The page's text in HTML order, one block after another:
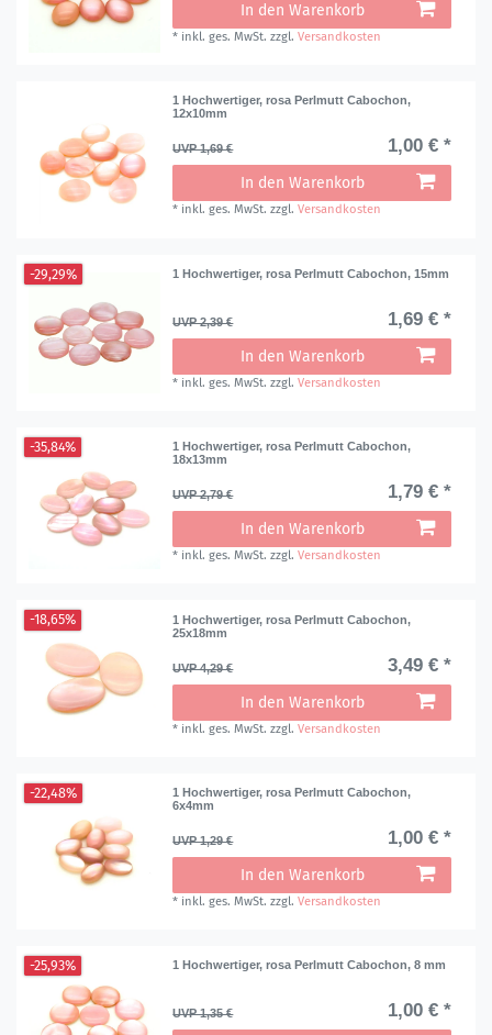
In den Warenkorb
* inkl. ges. MwSt. zzgl.Versandkosten
1 Hochwertiger, rosa Perlmutt Cabochon,
12x10mm
UVP 1,69 € 1,00 € *
In den Warenkorb
* inkl. ges. MwSt. zzgl.Versandkosten
-29,29% 1 Hochwertiger, rosa Perlmutt Cabochon, 15mm
UVP 2,39 € 1,69 € *
In den Warenkorb
* inkl. ges. MwSt. zzgl.Versandkosten
-35,84%
1 Hochwertiger, rosa Perlmutt Cabochon,
18x13mm
UVP 2,79 € 1,79 € *
In den Warenkorb
* inkl. ges. MwSt. zzgl.Versandkosten
-18,65%
1 Hochwertiger, rosa Perlmutt Cabochon,
25x18mm
UVP 4,29 € 3,49 € *
In den Warenkorb
* inkl. ges. MwSt. zzgl.Versandkosten
-22,48%
1 Hochwertiger, rosa Perlmutt Cabochon,
6x4mm
UVP 1,29 € 1,00 € *
In den Warenkorb
* inkl. ges. MwSt. zzgl.Versandkosten
-25,93% 1 Hochwertiger, rosa Perlmutt Cabochon, 8 mm
UVP 1,35 € 1,00 € *